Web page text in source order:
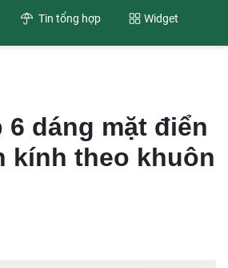
Tin tổng hợp Widget
dáng mặt điển
kính theo khuôn